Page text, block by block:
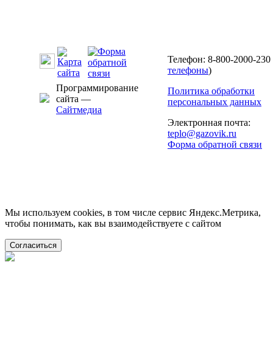
Программирование
сайта —
Сайтмедиа
Телефон: 8-800-2000-230
телефоны)
Политика обработки
персональных данных
Электронная почта:
teplo@gazovik.ru
Форма обратной связи
Мы используем cookies, в том числе сервис Яндекс.Метрика,
чтобы понимать, как вы взаимодействуете с сайтом
Согласиться